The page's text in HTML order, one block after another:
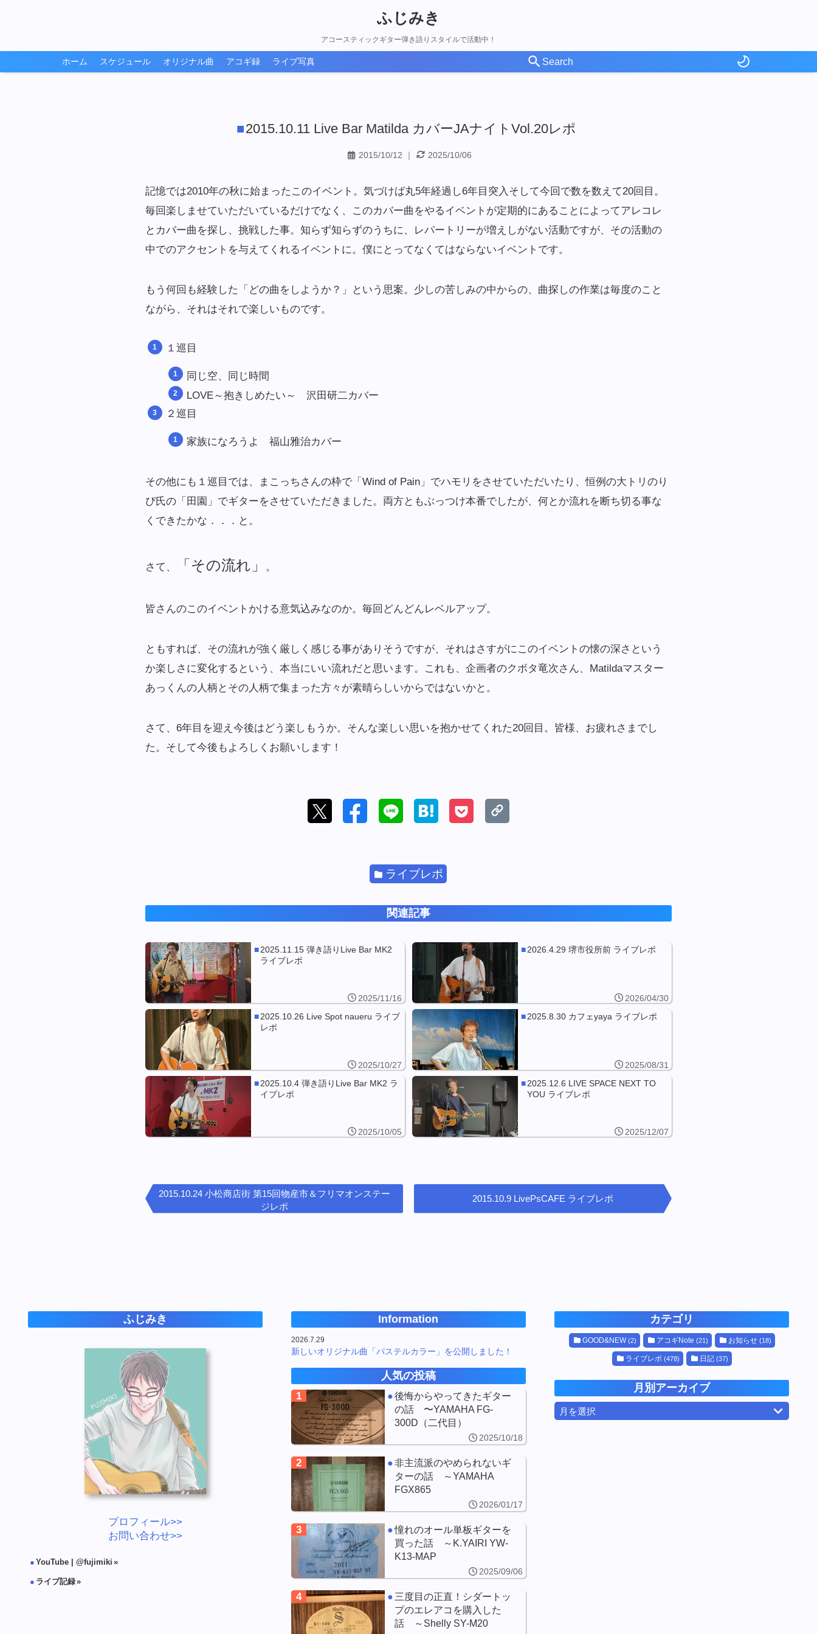
ふじみき
アコースティックギター弾き語りスタイルで活動中！
ホーム スケジュール オリジナル曲 アコギ録 ライブ写真
2015.10.11 Live Bar Matilda カバーJAナイトVol.20レポ
2015/10/12 ｜ 2025/10/06
記憶では2010年の秋に始まったこのイベント。気づけば丸5年経過し6年目突入そして今回で数を数えて20回目。
毎回楽しませていただいているだけでなく、このカバー曲をやるイベントが定期的にあることによってアレコレ
とカバー曲を探し、挑戦した事。知らず知らずのうちに、レパートリーが増えしがない活動ですが、その活動の
中でのアクセントを与えてくれるイベントに。僕にとってなくてはならないイベントです。
もう何回も経験した「どの曲をしようか？」という思案。少しの苦しみの中からの、曲探しの作業は毎度のこと
ながら、それはそれで楽しいものです。
１巡目
同じ空、同じ時間
LOVE～抱きしめたい～ 沢田研二カバー
２巡目
家族になろうよ 福山雅治カバー
その他にも１巡目では、まこっちさんの枠で「Wind of Pain」でハモリをさせていただいたり、恒例の大トリのり
ぴ氏の「田園」でギターをさせていただきました。両方ともぶっつけ本番でしたが、何とか流れを断ち切る事な
くできたかな．．．と。
さて、 「その流れ」 。
皆さんのこのイベントかける意気込みなのか。毎回どんどんレベルアップ。
ともすれば、その流れが強く厳しく感じる事がありそうですが、それはさすがにこのイベントの懐の深さという
か楽しさに変化するという、本当にいい流れだと思います。これも、企画者のクボタ竜次さん、Matildaマスター
あっくんの人柄とその人柄で集まった方々が素晴らしいからではないかと。
さて、6年目を迎え今後はどう楽しもうか。そんな楽しい思いを抱かせてくれた20回目。皆様、お疲れさまでし
た。そして今後もよろしくお願いします！
ライブレポ
関連記事
2025.11.15 弾き語りLive Bar MK2
ライブレポ
2025/11/16
2026.4.29 堺市役所前 ライブレポ
2026/04/30
2025.10.26 Live Spot naueru ライブ
レポ
2025/10/27
2025.8.30 カフェyaya ライブレポ
2025/08/31
2025.10.4 弾き語りLive Bar MK2 ラ
イブレポ
2025/10/05
2025.12.6 LIVE SPACE NEXT TO
YOU ライブレポ
2025/12/07
2015.10.24 小松商店街 第15回物産市＆フリマオンステー
ジレポ
2015.10.9 LivePsCAFE ライブレポ
ふじみき
プロフィール>>
お問い合わせ>>
YouTube | @fujimiki
ライブ記録
Information
2026.7.29
新しいオリジナル曲「パステルカラー」を公開しました！
人気の投稿
1
後悔からやってきたギター
の話 〜YAMAHA FG-
300D（二代目）
2025/10/18
2
非主流派のやめられないギ
ターの話 ～YAMAHA
FGX865
2026/01/17
3
憧れのオール単板ギターを
買った話 ～K.YAIRI YW-
K13-MAP
2025/09/06
4
三度目の正直！シダートッ
プのエレアコを購入した
話 ～Shelly SY-M20
カテゴリ
GOOD&NEW (2) アコギNote (21) お知らせ (18)
ライブレポ (478) 日記 (37)
月別アーカイブ
月を選択